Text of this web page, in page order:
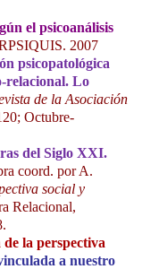
el psicoanálisis
2007
psicopatológica
relacional. Lo
de la Asociación
Octubre-
del Siglo XXI.
coord. por A.
social y
Relacional,
la perspectiva
a nuestro